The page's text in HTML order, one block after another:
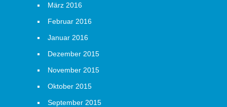
März 2016
Februar 2016
Januar 2016
Dezember 2015
November 2015
Oktober 2015
September 2015